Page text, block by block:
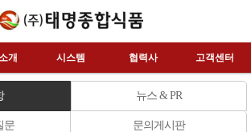
개 시스템 협력사 고객센터
뉴스 & PR
문 문의게시판